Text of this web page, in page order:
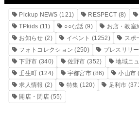
Pickup NEWS (121) RESPECT (8)
TPkids (11) ○○な話 (9) お店・教室
お知らせ (2) イベント (1252) スポ
フォトコレクション (250) プレスリリ
下野市 (340) 佐野市 (352) 地域ニ
壬生町 (124) 宇都宮市 (86) 小山市
求人情報 (2) 特集 (120) 足利市
開店・閉店(55)